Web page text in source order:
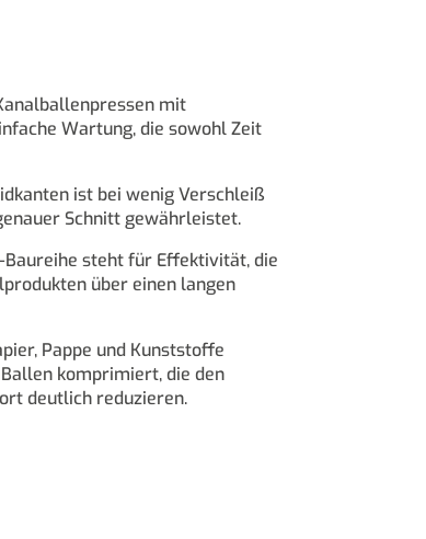
mit
Wartung, die sowohl Zeit
ist bei wenig Verschleiß
Schnitt gewährleistet.
steht für Effektivität, die
über einen langen
Pappe und Kunststoffe
komprimiert, die den
deutlich reduzieren.